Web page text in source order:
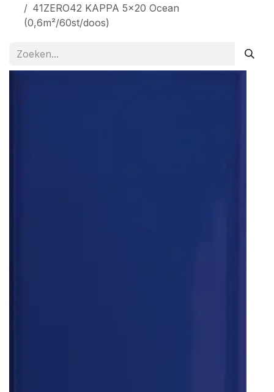
41ZERO42 KAPPA 5x20 Ocean
(0,6m²/60st/doos)